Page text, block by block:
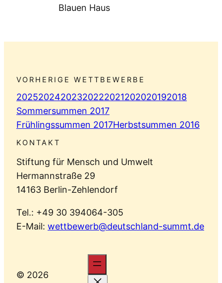
Blauen Haus
VORHERIGE WETTBEWERBE
20252024202320222021202020192018
Sommersummen 2017
Frühlingssummen 2017Herbstsummen 2016
KONTAKT
Stiftung für Mensch und Umwelt
Hermannstraße 29
14163 Berlin-Zehlendorf
Tel.: +49 30 394064-305
E-Mail: wettbewerb@deutschland-summt.de
© 2026